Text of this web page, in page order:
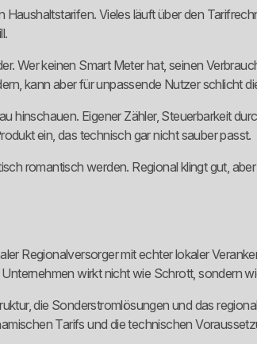
Vieles läuft über den
Wer keinen Smart Meter hat, seinen
kann aber für unpassende Nutzer schlicht
hinschauen. Eigener Zähler, Steuerbarkeit
ein, das technisch gar nicht sauber passt.
romantisch werden. Regional klingt gut,
Regionalversorger mit echter lokaler
wirkt nicht wie Schrott, sondern
die Sonderstromlösungen und das
Tarifs und die technischen